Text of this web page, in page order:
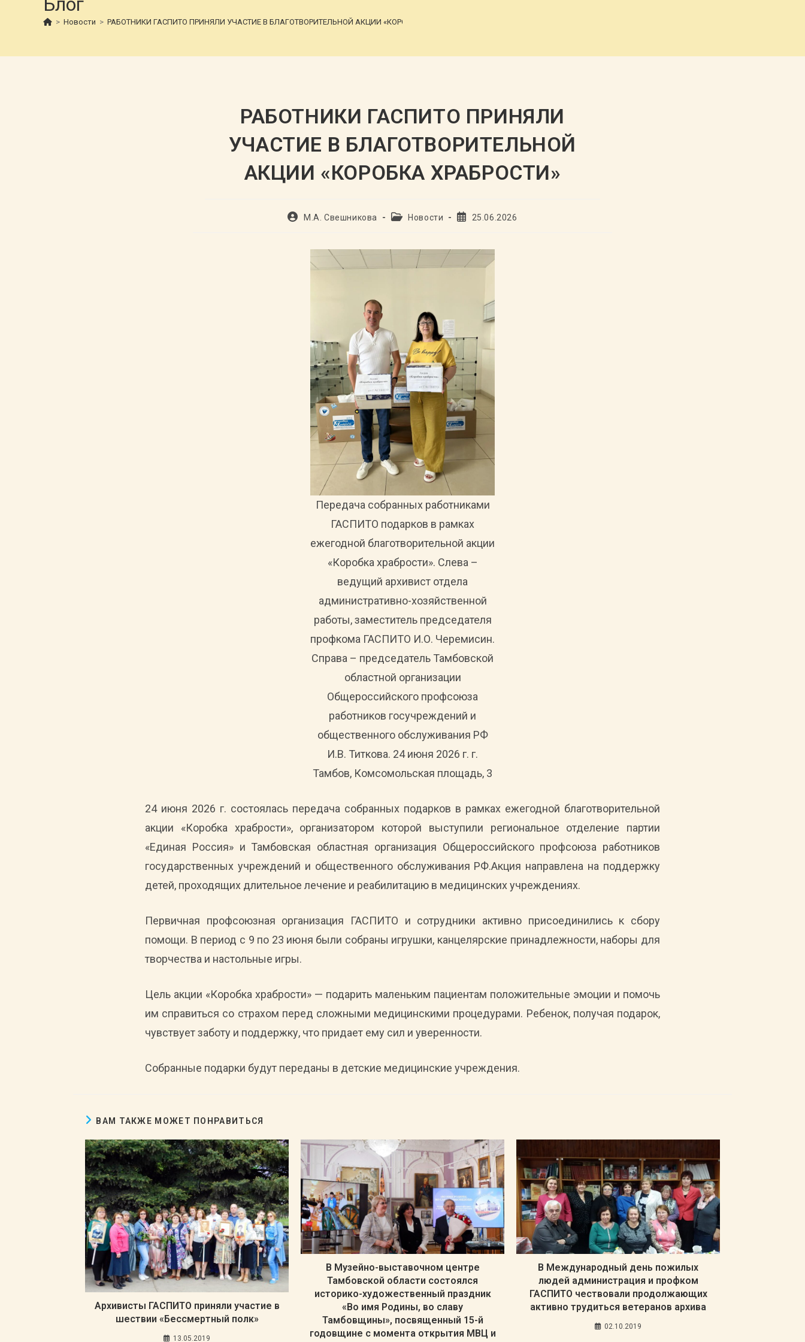
> Новости > РАБОТНИКИ ГАСПИТО ПРИНЯЛИ УЧАСТИЕ В БЛАГОТВОРИТЕЛЬНОЙ АКЦИИ «КОРОБКА ХРАБРОСТИ»
РАБОТНИКИ ГАСПИТО ПРИНЯЛИ
УЧАСТИЕ В БЛАГОТВОРИТЕЛЬНОЙ
АКЦИИ «КОРОБКА ХРАБРОСТИ»
АвторМ.А. Свешникова
РубрикаНовости
Запись25.06.2026
Передача собранных работниками
ГАСПИТО подарков в рамках
ежегодной благотворительной акции
«Коробка храбрости». Слева –
ведущий архивист отдела
административно-хозяйственной
работы, заместитель председателя
профкома ГАСПИТО И.О. Черемисин.
Справа – председатель Тамбовской
областной организации
Общероссийского профсоюза
работников госучреждений и
общественного обслуживания РФ
И.В. Титкова. 24 июня 2026 г. г.
Тамбов, Комсомольская площадь, 3
24 июня 2026 г. состоялась передача собранных подарков в рамках ежегодной благотворительной
акции «Коробка храбрости», организатором которой выступили региональное отделение партии
«Единая Россия» и Тамбовская областная организация Общероссийского профсоюза работников
государственных учреждений и общественного обслуживания РФ.Акция направлена на поддержку
детей, проходящих длительное лечение и реабилитацию в медицинских учреждениях.
Первичная профсоюзная организация ГАСПИТО и сотрудники активно присоединились к сбору
помощи. В период с 9 по 23 июня были собраны игрушки, канцелярские принадлежности, наборы для
творчества и настольные игры.
Цель акции «Коробка храбрости» — подарить маленьким пациентам положительные эмоции и помочь
им справиться со страхом перед сложными медицинскими процедурами. Ребенок, получая подарок,
чувствует заботу и поддержку, что придает ему сил и уверенности.
Собранные подарки будут переданы в детские медицинские учреждения.
ВАМ ТАКЖЕ МОЖЕТ ПОНРАВИТЬСЯ
Архивисты ГАСПИТО приняли участие в
шествии «Бессмертный полк»
13.05.2019
В Музейно-выставочном центре
Тамбовской области состоялся
историко-художественный праздник
«Во имя Родины, во славу
Тамбовщины», посвященный 15-й
годовщине с момента открытия МВЦ и
В Международный день пожилых
людей администрация и профком
ГАСПИТО чествовали продолжающих
активно трудиться ветеранов архива
02.10.2019